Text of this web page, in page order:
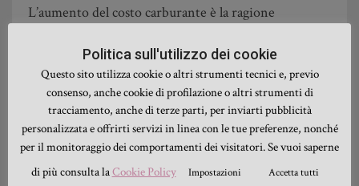
L’aumento del costo carburante è la ragione
preferendo automobili ibride rispetto a quelle a
diesel o benzina. Queste si stanno evolvendo molto
velocemente anche sui fattori legati alle prestazioni,
sicurezza e design, fondamentali soprattutto al
momebto della scelta. Una delle migliori auto ibride a
mio avviso è la Toyota Auris Ibrida per le prestazioni,
Politica sull'utilizzo dei cookie
Questo sito utilizza cookie o altri strumenti tecnici e, previo
consenso, anche cookie di profilazione o altri strumenti di
tracciamento, anche di terze parti, per inviarti pubblicità
personalizzata e offrirti servizi in linea con le tue preferenze, nonché
per il monitoraggio dei comportamenti dei visitatori. Se vuoi saperne
di più consulta laCookie Policy Impostazioni Accetta tutti